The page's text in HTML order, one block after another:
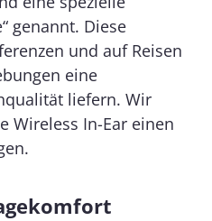
genannt. Diese
und auf Reisen
eine
liefern. Wir
Wireless In-Ear einen